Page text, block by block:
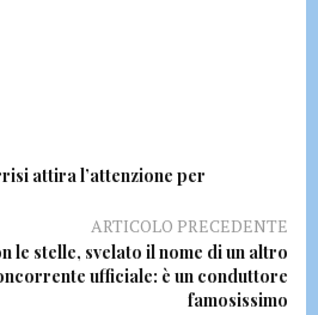
attira l’attenzione per
ARTICOLO PRECEDENTE
le stelle, svelato il nome di un altro
ufficiale: è un conduttore
famosissimo